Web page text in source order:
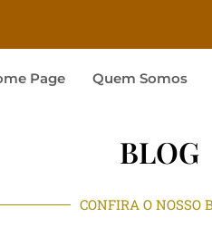
Page Quem Somos
BLOG
CONFIRA O NOSSO